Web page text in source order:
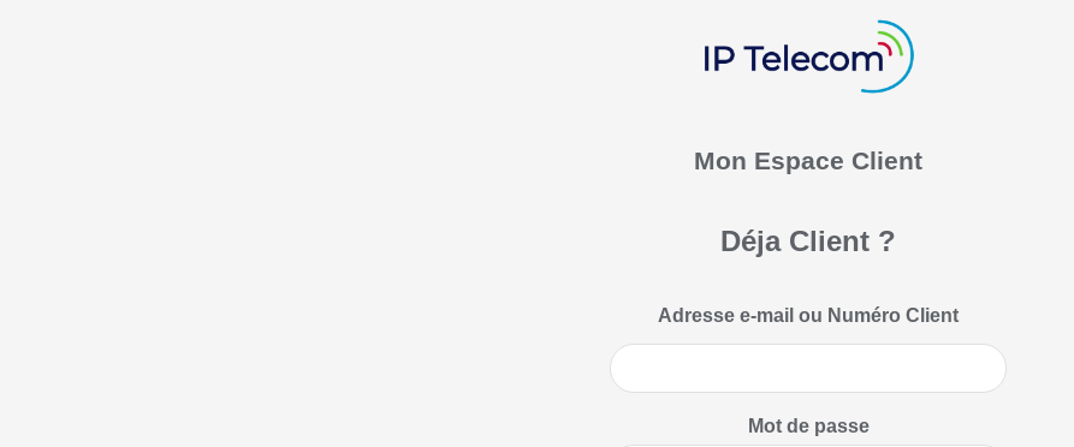
Mon Espace Client
Déja Client ?
Adresse e-mail ou Numéro Client
Mot de passe